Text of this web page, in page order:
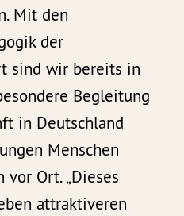
Mit den
der
sind wir bereits in
Begleitung
in Deutschland
Menschen
vor Ort. „Dieses
attraktiveren